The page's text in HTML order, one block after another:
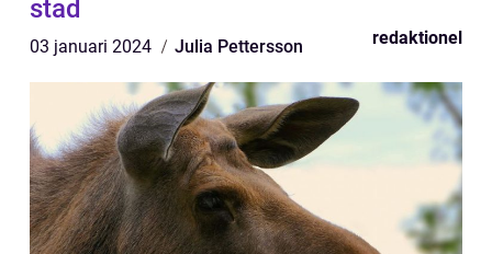
stad
03 januari 2024 Julia Pettersson redaktionel